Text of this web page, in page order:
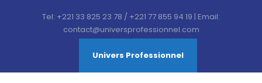
Tel: +221 33 825 23 78 / +221 77 855 94 19 | Email:
contact@universprofessionnel.com
Univers Professionnel